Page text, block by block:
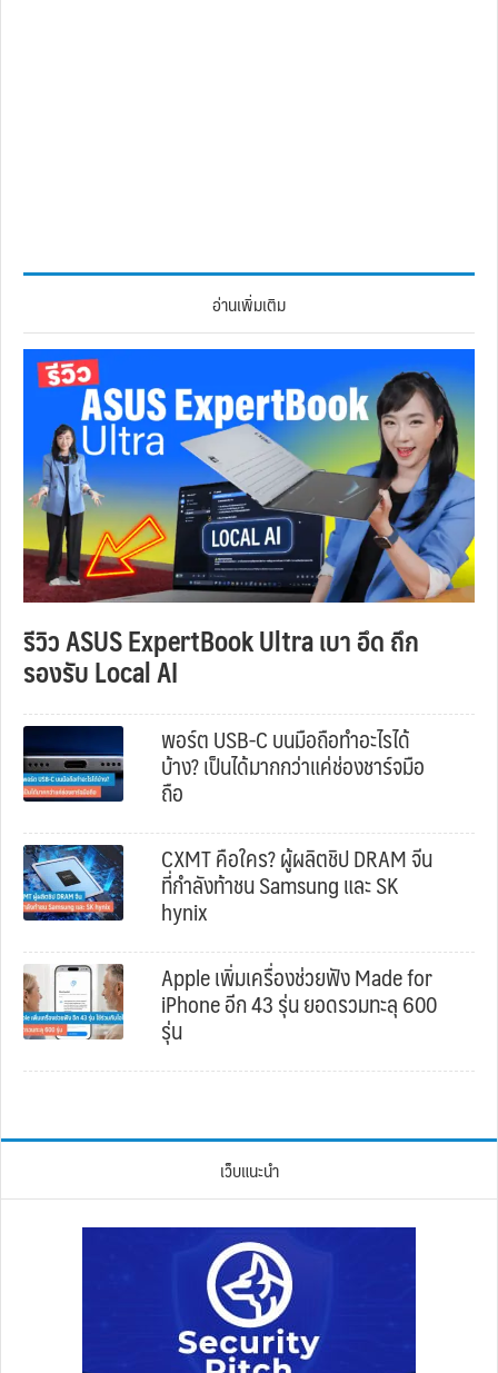
อ่านเพิ่มเติม
รีวิว ASUS ExpertBook Ultra เบา อึด ถึก
รองรับ Local AI
พอร์ต USB-C บนมือถือทำอะไรได้
บ้าง? เป็นได้มากกว่าแค่ช่องชาร์จมือ
ถือ
CXMT คือใคร? ผู้ผลิตชิป DRAM จีน
ที่กำลังท้าชน Samsung และ SK
hynix
Apple เพิ่มเครื่องช่วยฟัง Made for
iPhone อีก 43 รุ่น ยอดรวมทะลุ 600
รุ่น
เว็บแนะนำ